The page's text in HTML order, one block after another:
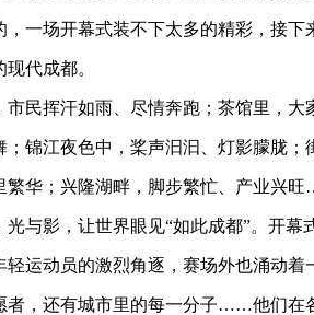
，一场开幕式装不下太多的精彩，接
代成都。
市民挥汗如雨、尽情奔跑；茶馆里，大
；锦江夜色中，桨声汩汩、灯影朦胧；
繁华；兴隆湖畔，脚步繁忙、产业兴
光与影，让世界眼见“如此成都”。开
轻运动员的激烈角逐，赛场外也涌动
者，还有城市里的每一分子……他们在